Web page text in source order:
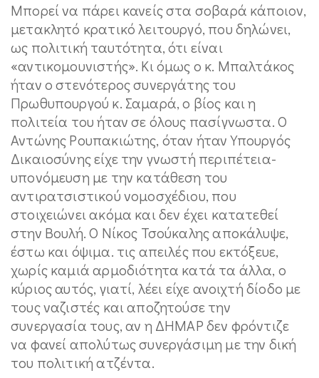
Μπορεί να πάρει κανείς στα σοβαρά κάποιον,
μετακλητό κρατικό λειτουργό, που δηλώνει,
ως πολιτική ταυτότητα, ότι είναι
«αντικομουνιστής». Κι όμως ο κ. Μπαλτάκος
ήταν ο στενότερος συνεργάτης του
Πρωθυπουργού κ. Σαμαρά, ο βίος και η
πολιτεία του ήταν σε όλους πασίγνωστα. Ο
Αντώνης Ρουπακιώτης, όταν ήταν Υπουργός
Δικαιοσύνης είχε την γνωστή περιπέτεια-
υπονόμευση με την κατάθεση του
αντιρατσιστικού νομοσχέδιου, που
στοιχειώνει ακόμα και δεν έχει κατατεθεί
στην Βουλή. Ο Νίκος Τσούκαλης αποκάλυψε,
έστω και όψιμα. τις απειλές που εκτόξευε,
χωρίς καμιά αρμοδιότητα κατά τα άλλα, ο
κύριος αυτός, γιατί, λέει είχε ανοιχτή δίοδο με
τους ναζιστές και αποζητούσε την
συνεργασία τους, αν η ΔΗΜΑΡ δεν φρόντιζε
να φανεί απολύτως συνεργάσιμη με την δική
του πολιτική ατζέντα.